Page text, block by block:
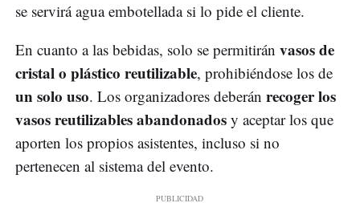
se servirá agua embotellada si lo pide el cliente.
En cuanto a las bebidas, solo se permitirán vasos de
cristal o plástico reutilizable, prohibiéndose los de
un solo uso. Los organizadores deberán recoger los
vasos reutilizables abandonados y aceptar los que
aporten los propios asistentes, incluso si no
pertenecen al sistema del evento.